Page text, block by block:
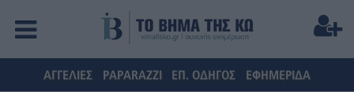
ΑΓΓΕΛΙΕΣ PAPARAZZI ΕΠ. ΟΔΗΓΟΣ ΕΦΗΜΕΡΙΔΑ